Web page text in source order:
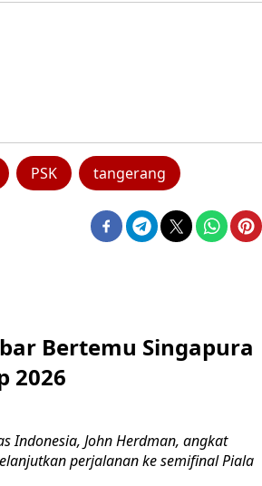
PSK tangerang
Bertemu Singapura
2026
Indonesia, John Herdman, angkat
perjalanan ke semifinal Piala